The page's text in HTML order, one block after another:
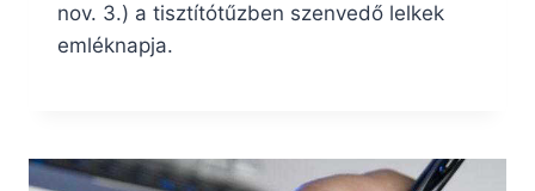
nov. 3.) a tisztítótűzben szenvedő lelkek
emléknapja.